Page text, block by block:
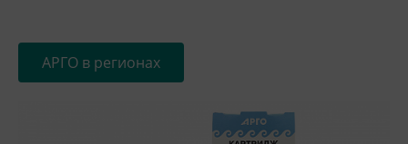
АРГО в регионах